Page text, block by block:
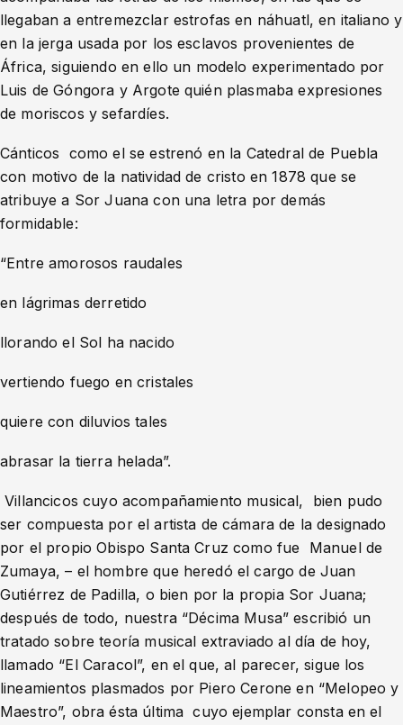
llegaban a entremezclar estrofas en náhuatl, en italiano y
en la jerga usada por los esclavos provenientes de
África, siguiendo en ello un modelo experimentado por
Luis de Góngora y Argote quién plasmaba expresiones
de moriscos y sefardíes.
Cánticos como el se estrenó en la Catedral de Puebla
con motivo de la natividad de cristo en 1878 que se
atribuye a Sor Juana con una letra por demás
formidable:
“Entre amorosos raudales
en lágrimas derretido
llorando el Sol ha nacido
vertiendo fuego en cristales
quiere con diluvios tales
abrasar la tierra helada”.
Villancicos cuyo acompañamiento musical, bien pudo
ser compuesta por el artista de cámara de la designado
por el propio Obispo Santa Cruz como fue Manuel de
Zumaya, – el hombre que heredó el cargo de Juan
Gutiérrez de Padilla, o bien por la propia Sor Juana;
después de todo, nuestra “Décima Musa” escribió un
tratado sobre teoría musical extraviado al día de hoy,
llamado “El Caracol”, en el que, al parecer, sigue los
lineamientos plasmados por Piero Cerone en “Melopeo y
Maestro”, obra ésta última cuyo ejemplar consta en el